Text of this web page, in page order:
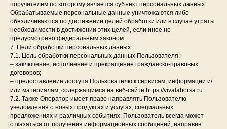
поручителем по которому является субъект персональных данных.
Обрабатываемые персональные данные уничтожаются либо
обезличиваются по достижении целей обработки или в случае утраты
необходимости в достижении этих целей, если иное не
предусмотрено федеральным законом.
7. Цели обработки персональных данных
7.1. Цель обработки персональных данных Пользователя:
– заключение, исполнение и прекращение гражданско-правовых
договоров;
– предоставление доступа Пользователю к сервисам, информации и/
или материалам, содержащимся на веб-сайте https://vivalaborsa.ru
7.2. Также Оператор имеет право направлять Пользователю
уведомления о новых продуктах и услугах, специальных
предложениях и различных событиях. Пользователь всегда может
отказаться от получения информационных сообщений, направив